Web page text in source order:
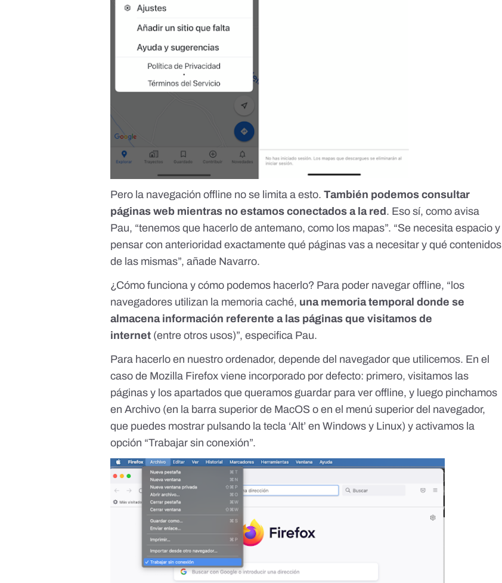
Pero la navegación offline no se limita a esto.También podemos consultar
páginas web mientras no estamos conectados a la red . Eso sí, como avisa
Pau, “tenemos que hacerlo de antemano, como los mapas”. “Se necesita espacio y
pensar con anterioridad exactamente qué páginas vas a necesitar y qué contenidos
de las mismas”, añade Navarro.
¿Cómo funciona y cómo podemos hacerlo? Para poder navegar offline, “los
navegadores utilizan la memoria caché, una memoria temporal donde se
almacena información referente a las páginas que visitamos de
internet (entre otros usos)”, especifica Pau.
Para hacerlo en nuestro ordenador, depende del navegador que utilicemos. En el
caso de Mozilla Firefox viene incorporado por defecto: primero, visitamos las
páginas y los apartados que queramos guardar para ver offline, y luego pinchamos
en Archivo (en la barra superior de MacOS o en el menú superior del navegador,
que puedes mostrar pulsando la tecla ‘Alt’ en Windows y Linux) y activamos la
opción “Trabajar sin conexión”.